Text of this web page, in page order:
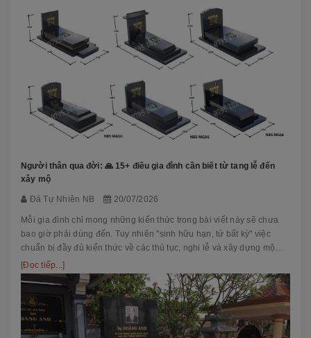
Người thân qua đời: 🙏 15+ điều gia đình cần biết từ tang lễ đến
xây mộ
Đá Tự Nhiên NB 20/07/2026
Mỗi gia đình chỉ mong những kiến thức trong bài viết này sẽ chưa
bao giờ phải dùng đến. Tuy nhiên "sinh hữu hạn, tử bất kỳ" việc
chuẩn bị đầy đủ kiến thức về các thủ tục, nghi lễ và xây dựng mộ
phầ...
[Đọc tiếp...]